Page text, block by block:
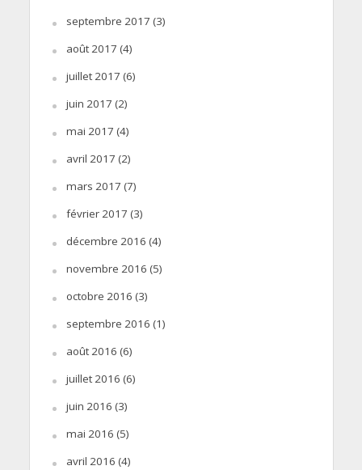
septembre 2017 (3)
août 2017 (4)
juillet 2017 (6)
juin 2017 (2)
mai 2017 (4)
avril 2017 (2)
mars 2017 (7)
février 2017 (3)
décembre 2016 (4)
novembre 2016 (5)
octobre 2016 (3)
septembre 2016 (1)
août 2016 (6)
juillet 2016 (6)
juin 2016 (3)
mai 2016 (5)
avril 2016 (4)